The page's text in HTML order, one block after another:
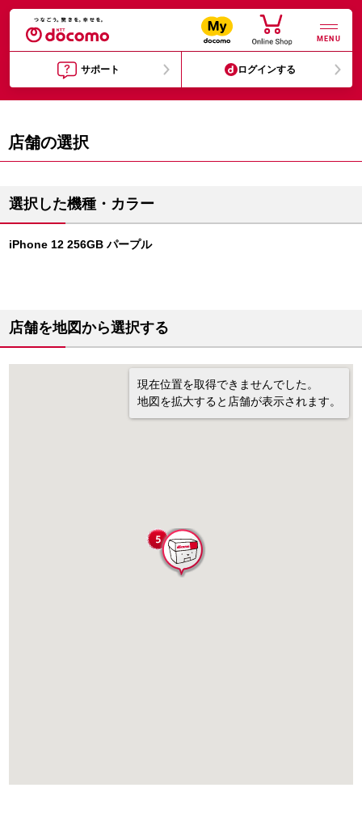
MENU
サポート ログインする
店舗の選択
選択した機種・カラー
iPhone 12 256GB パープル
店舗を地図から選択する
現在位置を取得できませんでした。
地図を拡大すると店舗が表示されます。